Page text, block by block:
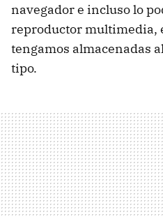
navegador e incluso lo
reproductor multimedia,
tengamos almacenadas
tipo.